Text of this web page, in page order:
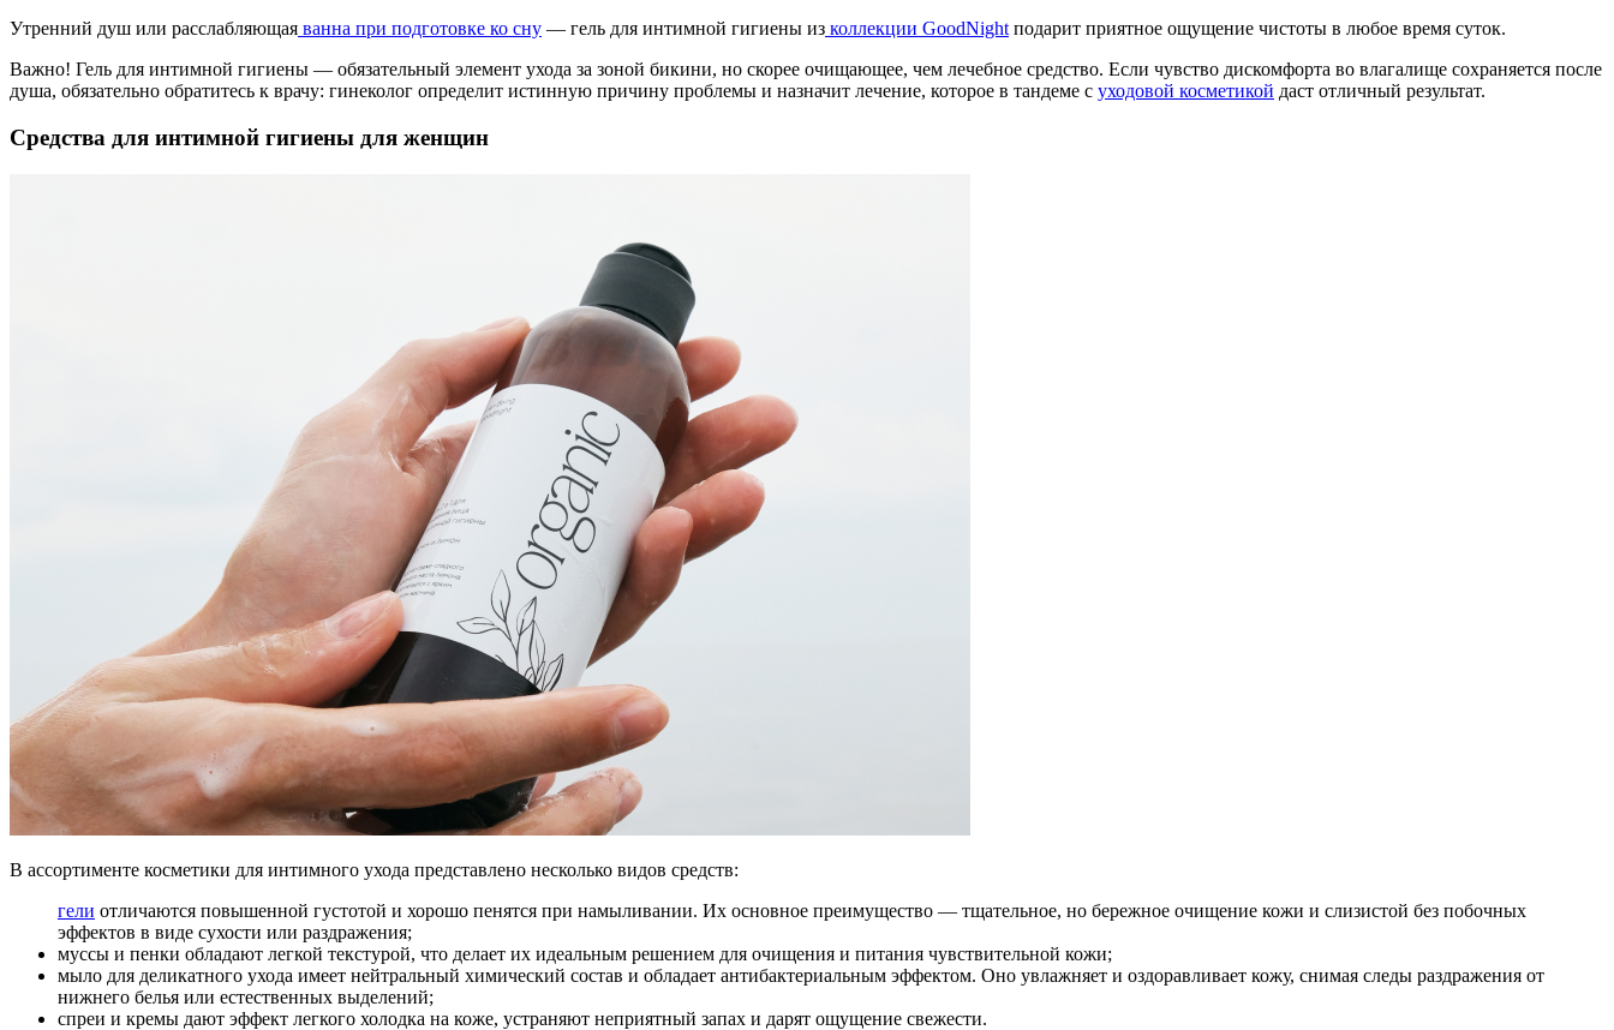
Утренний душ или расслабляющая ванна при подготовке ко сну — гель для интимной гигиены из коллекции GoodNight подарит приятное ощущение чистоты в любое время суток.
Важно! Гель для интимной гигиены — обязательный элемент ухода за зоной бикини, но скорее очищающее, чем лечебное средство. Если чувство дискомфорта во влагалище сохраняется после
душа, обязательно обратитесь к врачу: гинеколог определит истинную причину проблемы и назначит лечение, которое в тандеме с уходовой косметикой даст отличный результат.
Средства для интимной гигиены для женщин
В ассортименте косметики для интимного ухода представлено несколько видов средств:
гели отличаются повышенной густотой и хорошо пенятся при намыливании. Их основное преимущество — тщательное, но бережное очищение кожи и слизистой без побочных
эффектов в виде сухости или раздражения;
муссы и пенки обладают легкой текстурой, что делает их идеальным решением для очищения и питания чувствительной кожи;
мыло для деликатного ухода имеет нейтральный химический состав и обладает антибактериальным эффектом. Оно увлажняет и оздоравливает кожу, снимая следы раздражения от
нижнего белья или естественных выделений;
спреи и кремы дают эффект легкого холодка на коже, устраняют неприятный запах и дарят ощущение свежести.